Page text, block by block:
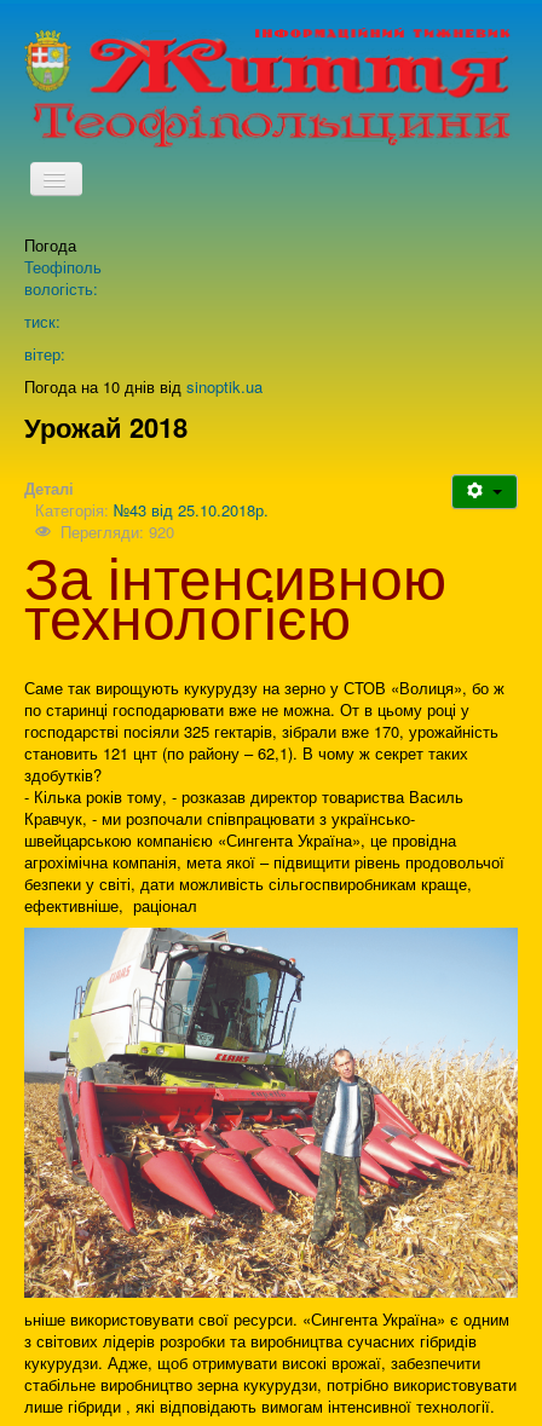
TPL_PROTOSTAR_TOGGLE_MENU
Про нас
Погода
Теофіполь
вологість:
тиск:
вітер:
Погода на 10 днів від sinoptik.ua
Урожай 2018
Деталі
Категорія: №43 від 25.10.2018р.
Перегляди: 920
За інтенсивною
технологією
Саме так вирощують кукурудзу на зерно у СТОВ «Волиця», бо ж
по старинці господарювати вже не можна. От в цьому році у
господарстві посіяли 325 гектарів, зібрали вже 170, урожайність
становить 121 цнт (по району – 62,1). В чому ж секрет таких
здобутків?
- Кілька років тому, - розказав директор товариства Василь
Кравчук, - ми розпочали співпрацювати з українсько-
швейцарською компанією «Сингента Україна», це провідна
агрохімічна компанія, мета якої – підвищити рівень продовольчої
безпеки у світі, дати можливість сільгоспвиробникам краще,
ефективніше, раціонал
ьніше використовувати свої ресурси. «Сингента Україна» є одним
з світових лідерів розробки та виробництва сучасних гібридів
кукурудзи. Адже, щоб отримувати високі врожаї, забезпечити
стабільне виробництво зерна кукурудзи, потрібно використовувати
лише гібриди , які відповідають вимогам інтенсивної технології.